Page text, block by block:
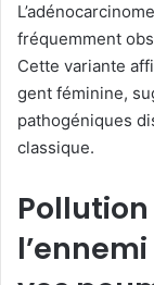
fréquemment
Cette variante
gent féminine,
pathogéniques
classique.